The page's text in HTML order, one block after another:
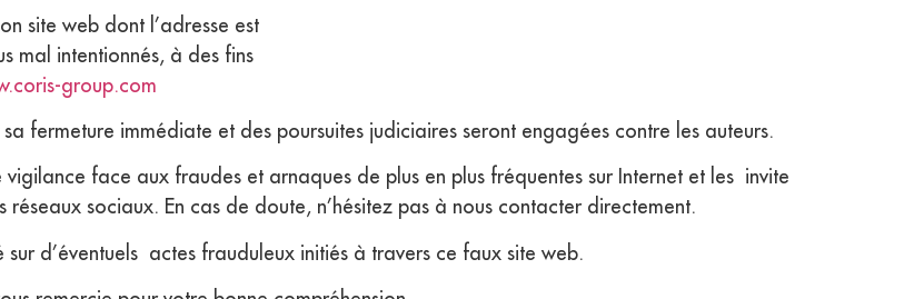
site web dont l’adresse est
mal intentionnés, à des fins
group.com
fermeture immédiate et des poursuites judiciaires seront engagées contre les auteurs.
face aux fraudes et arnaques de plus en plus fréquentes sur Internet et les invite
sociaux. En cas de doute, n’hésitez pas à nous contacter directement.
d’éventuels actes frauduleux initiés à travers ce faux site web.